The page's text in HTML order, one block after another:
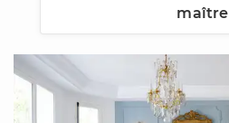
maître